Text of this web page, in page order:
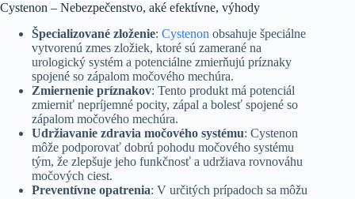
Cystenon – Nebezpečenstvo, aké efektívne, výhody
Špecializované zloženie: Cystenon obsahuje špeciálne
vytvorenú zmes zložiek, ktoré sú zamerané na
urologický systém a potenciálne zmierňujú príznaky
spojené so zápalom močového mechúra.
Zmiernenie príznakov: Tento produkt má potenciál
zmierniť nepríjemné pocity, zápal a bolesť spojené so
zápalom močového mechúra.
Udržiavanie zdravia močového systému: Cystenon
môže podporovať dobrú pohodu močového systému
tým, že zlepšuje jeho funkčnosť a udržiava rovnováhu
močových ciest.
Preventívne opatrenia: V určitých prípadoch sa môžu